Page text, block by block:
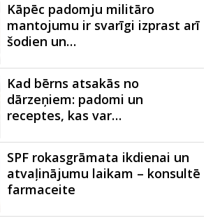
Kāpēc padomju militāro
mantojumu ir svarīgi izprast arī
šodien un…
Kad bērns atsakās no
dārzeņiem: padomi un
receptes, kas var…
SPF rokasgrāmata ikdienai un
atvaļinājumu laikam – konsultē
farmaceite